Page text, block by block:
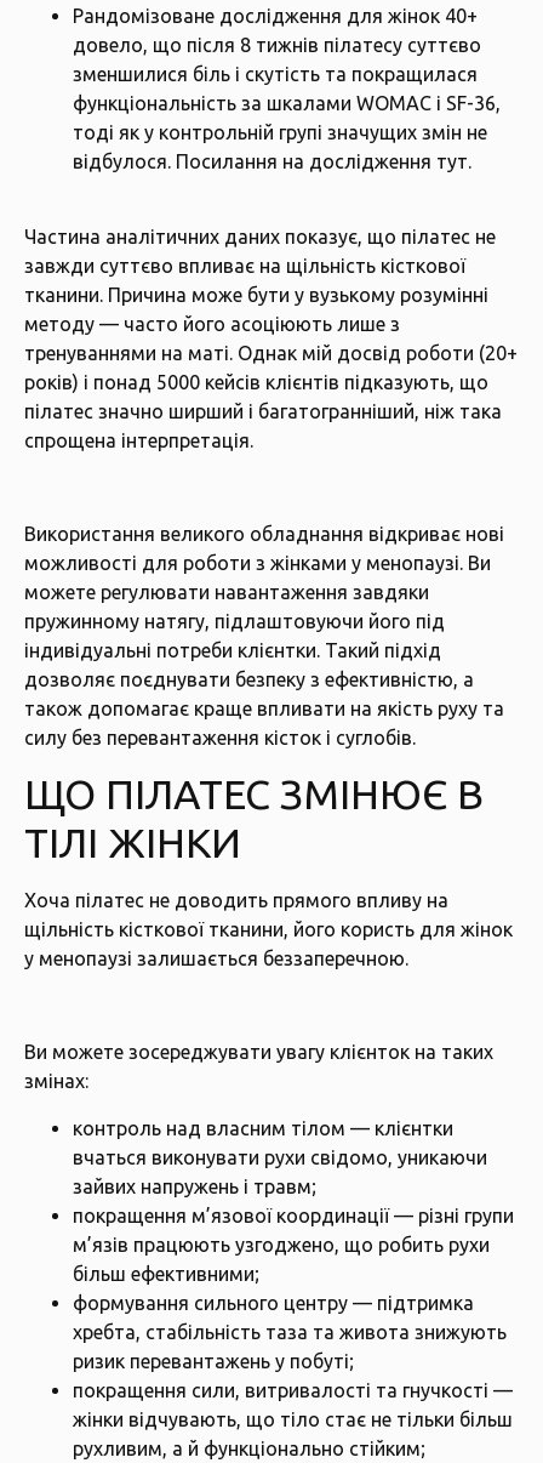
Рандомізоване дослідження для жінок 40+
довело, що після 8 тижнів пілатесу суттєво
зменшилися біль і скутість та покращилася
функціональність за шкалами WOMAC і SF-36,
тоді як у контрольній групі значущих змін не
відбулося. Посилання на дослідження тут.
Частина аналітичних даних показує, що пілатес не
завжди суттєво впливає на щільність кісткової
тканини. Причина може бути у вузькому розумінні
методу — часто його асоціюють лише з
тренуваннями на маті. Однак мій досвід роботи (20+
років) і понад 5000 кейсів клієнтів підказують, що
пілатес значно ширший і багатогранніший, ніж така
спрощена інтерпретація.
Використання великого обладнання відкриває нові
можливості для роботи з жінками у менопаузі. Ви
можете регулювати навантаження завдяки
пружинному натягу, підлаштовуючи його під
індивідуальні потреби клієнтки. Такий підхід
дозволяє поєднувати безпеку з ефективністю, а
також допомагає краще впливати на якість руху та
силу без перевантаження кісток і суглобів.
ЩО ПІЛАТЕС ЗМІНЮЄ В
ТІЛІ ЖІНКИ
Хоча пілатес не доводить прямого впливу на
щільність кісткової тканини, його користь для жінок
у менопаузі залишається беззаперечною.
Ви можете зосереджувати увагу клієнток на таких
змінах:
контроль над власним тілом — клієнтки
вчаться виконувати рухи свідомо, уникаючи
зайвих напружень і травм;
покращення м’язової координації — різні групи
м’язів працюють узгоджено, що робить рухи
більш ефективними;
формування сильного центру — підтримка
хребта, стабільність таза та живота знижують
ризик перевантажень у побуті;
покращення сили, витривалості та гнучкості —
жінки відчувають, що тіло стає не тільки більш
рухливим, а й функціонально стійким;